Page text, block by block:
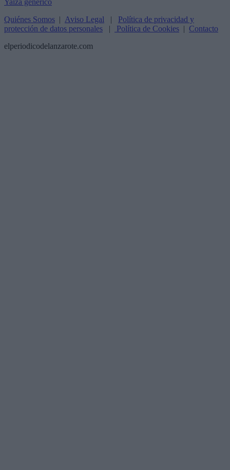
Quiénes Somos | Aviso Legal | Política de privacidad y
protección de datos personales | Política de Cookies | Contacto
elperiodicodelanzarote.com